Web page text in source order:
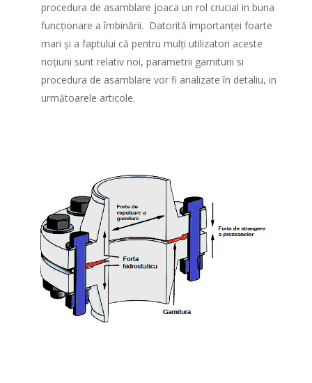
procedura de asamblare joaca un rol crucial in buna
funcționare a îmbinării. Datorită importanței foarte
mari și a faptului că pentru mulți utilizatori aceste
noțiuni sunt relativ noi, parametrii garniturii si
procedura de asamblare vor fi analizate în detaliu, in
următoarele articole.